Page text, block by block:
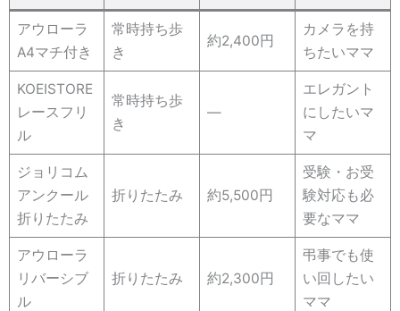
アウローラ
A4マチ付き
常時持ち歩
き
約2,400円
カメラを持
ちたいママ
KOEISTORE
レースフリ
ル
常時持ち歩
き
―
エレガント
にしたいマ
マ
ジョリコム
アンクール
折りたたみ
折りたたみ 約5,500円
受験・お受
験対応も必
要なママ
アウローラ
リバーシブ
ル
折りたたみ 約2,300円
弔事でも使
い回したい
ママ